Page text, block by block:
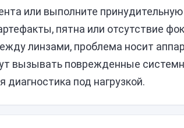
или выполните принудительную
пятна или отсутствие
линзами, проблема носит
вызывать поврежденные
под нагрузкой.